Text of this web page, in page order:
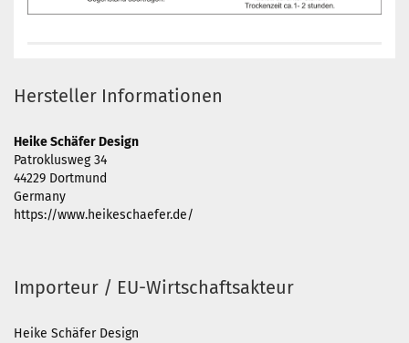
Hersteller Informationen
Heike Schäfer Design
Patroklusweg 34
44229 Dortmund
Germany
https://www.heikeschaefer.de/
Importeur / EU-Wirtschaftsakteur
Heike Schäfer Design